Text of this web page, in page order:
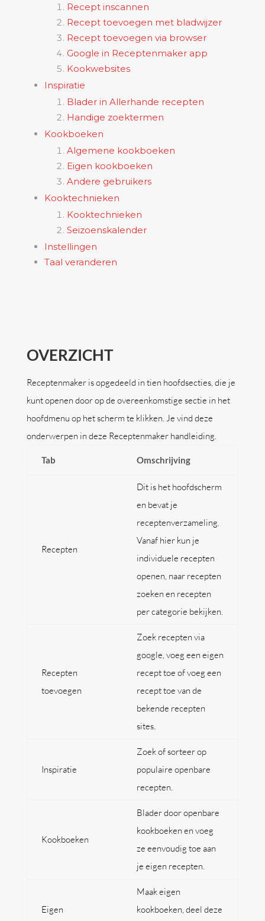
Recept inscannen
Recept toevoegen met bladwijzer
Recept toevoegen via browser
Google in Receptenmaker app
Kookwebsites
Inspiratie
Blader in Allerhande recepten
Handige zoektermen
Kookboeken
Algemene kookboeken
Eigen kookboeken
Andere gebruikers
Kooktechnieken
Kooktechnieken
Seizoenskalender
Instellingen
Taal veranderen
OVERZICHT
Receptenmaker is opgedeeld in tien hoofdsecties, die je
kunt openen door op de overeenkomstige sectie in het
hoofdmenu op het scherm te klikken. Je vind deze
onderwerpen in deze Receptenmaker handleiding.
Tab Omschrijving
Recepten
Dit is het hoofdscherm
en bevat je
receptenverzameling.
Vanaf hier kun je
individuele recepten
openen, naar recepten
zoeken en recepten
per categorie bekijken.
Recepten
toevoegen
Zoek recepten via
google, voeg een eigen
recept toe of voeg een
recept toe van de
bekende recepten
sites.
Inspiratie
Zoek of sorteer op
populaire openbare
recepten.
Kookboeken
Blader door openbare
kookboeken en voeg
ze eenvoudig toe aan
je eigen recepten.
Eigen
Maak eigen
kookboeken, deel deze